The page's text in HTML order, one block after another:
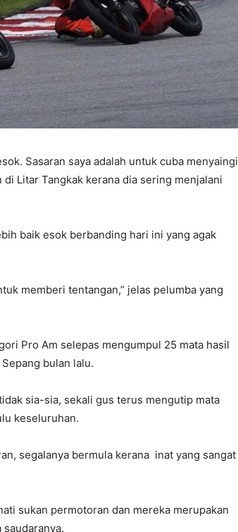
Sasaran saya adalah untuk cuba menyaingi
Litar Tangkak kerana dia sering menjalani
baik esok berbanding hari ini yang agak
memberi tentangan,” jelas pelumba yang
Pro Am selepas mengumpul 25 mata hasil
bulan lalu.
sia-sia, sekali gus terus mengutip mata
keseluruhan.
segalanya bermula kerana inat yang sangat
sukan permotoran dan mereka merupakan